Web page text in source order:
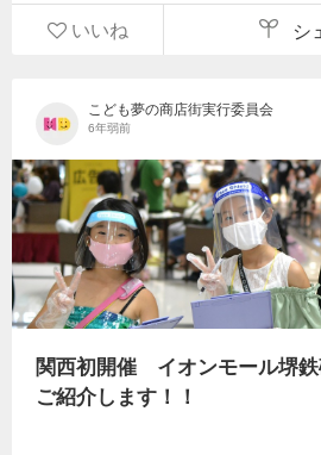
いいね シ
こども夢の商店街実行委員会
6年弱前
関西初開催 イオンモール堺鉄
ご紹介します！！